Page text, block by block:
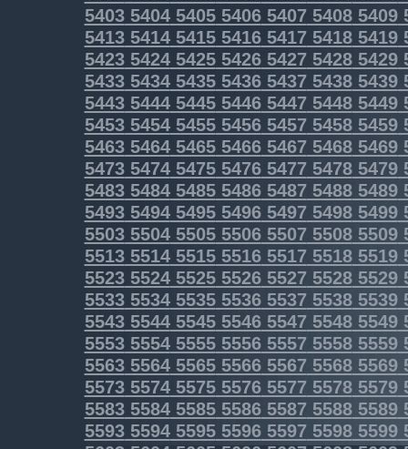
5403540454055406540754085409
5413541454155416541754185419
5423542454255426542754285429
5433543454355436543754385439
5443544454455446544754485449
5453545454555456545754585459
5463546454655466546754685469
54735474547554765477 54785479
54835484548554865487 54885489
54935494549554965497 54985499
55035504550555065507 55085509
55135514551555165517 55185519
5523552455255526552755285529
55335534553555365537 55385539
55435544554555465547 55485549
55535554555555565557 55585559
55635564556555665567 55685569
55735574557555765577 55785579
55835584558555865587 55885589
55935594559555965597 55985599